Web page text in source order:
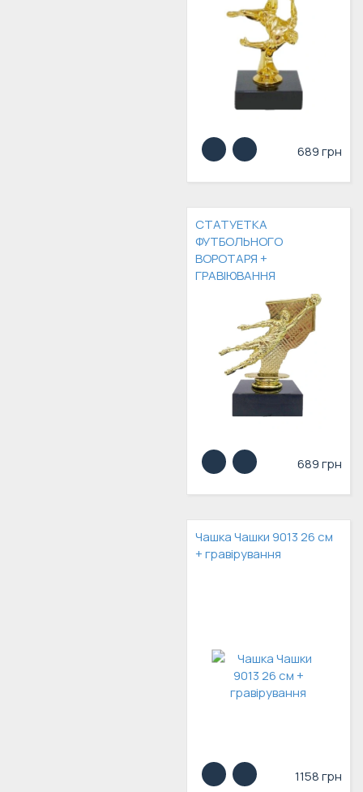
689 грн
СТАТУЕТКА
ФУТБОЛЬНОГО
ВОРОТАРЯ +
ГРАВІЮВАННЯ
689 грн
Чашка Чашки 9013 26 см
+ гравірування
1158 грн